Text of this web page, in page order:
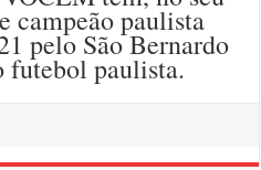
campeão paulista
pelo São Bernardo
futebol paulista.